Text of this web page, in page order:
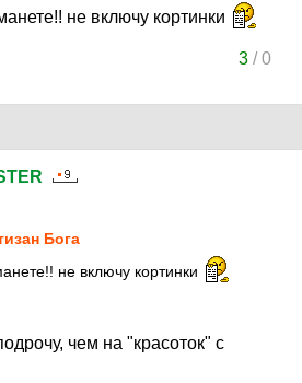
не включу кортинки
3/0
Бога
не включу кортинки
чем на "красоток" с